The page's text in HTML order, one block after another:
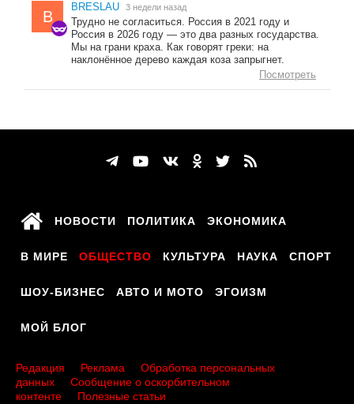
B
BRESLAU 3 недели назад
Трудно не согласиться. Россия в 2021 году и
Россия в 2026 году — это два разных государства.
Мы на грани краха. Как говорят греки: на
наклонённое дерево каждая коза запрыгнет.
Посмотреть
НОВОСТИ ПОЛИТИКА ЭКОНОМИКА
В МИРЕ ОБЩЕСТВО КУЛЬТУРА НАУКА СПОРТ
ШОУ-БИЗНЕС АВТО И МОТО ЭГОИЗМ
МОЙ БЛОГ
Редакция Реклама
Обработка персональных
данных
Сообщение о оскорбительном
контенте
Полезные статьи